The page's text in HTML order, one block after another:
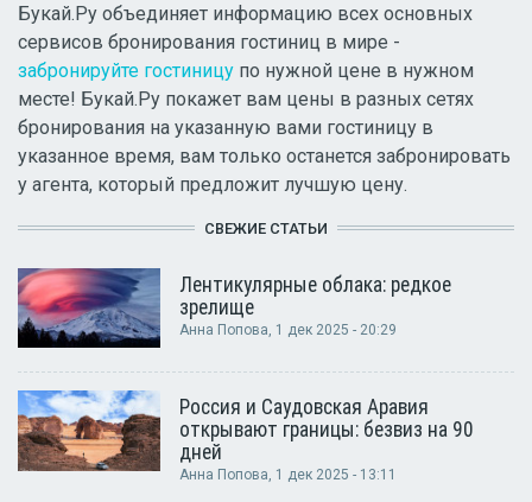
Букай.Ру объединяет информацию всех основных
сервисов бронирования гостиниц в мире -
забронируйте гостиницу по нужной цене в нужном
месте! Букай.Ру покажет вам цены в разных сетях
бронирования на указанную вами гостиницу в
указанное время, вам только останется забронировать
у агента, который предложит лучшую цену.
СВЕЖИЕ СТАТЬИ
Лентикулярные облака: редкое
зрелище
Анна Попова, 1 дек 2025 - 20:29
Россия и Саудовская Аравия
открывают границы: безвиз на 90
дней
Анна Попова, 1 дек 2025 - 13:11